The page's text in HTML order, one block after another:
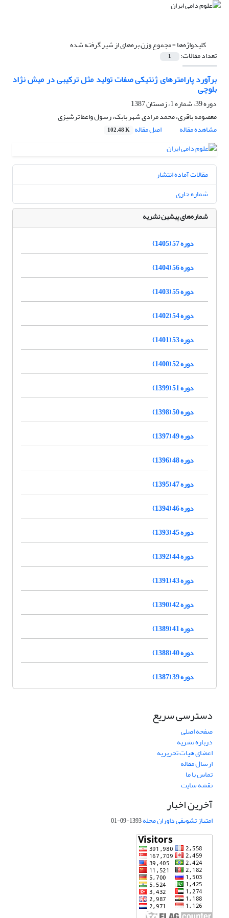
کلیدواژه‌ها =مجموع وزن بره‌های از شیر گرفته شده
تعداد مقالات: 1
برآورد پارامترهای ژنتیکی صفات تولید مثل ترکیبی در میش نژاد
بلوچی
دوره 39، شماره 1، زمستان 1387
معصومه باقری، محمد مرادی شهر بابک، رسول واعظ ترشیزی
مشاهده مقاله
اصل مقاله 102.48 K
مقالات آماده انتشار
شماره جاری
شماره‌های پیشین نشریه
دوره 57 (1405)
دوره 56 (1404)
دوره 55 (1403)
دوره 54 (1402)
دوره 53 (1401)
دوره 52 (1400)
دوره 51 (1399)
دوره 50 (1398)
دوره 49 (1397)
دوره 48 (1396)
دوره 47 (1395)
دوره 46 (1394)
دوره 45 (1393)
دوره 44 (1392)
دوره 43 (1391)
دوره 42 (1390)
دوره 41 (1389)
دوره 40 (1388)
دوره 39 (1387)
دسترسی سریع
صفحه اصلی
درباره نشریه
اعضای هیات تحریریه
ارسال مقاله
تماس با ما
نقشه سایت
آخرین اخبار
امتیاز تشویقی داوران مجله1393-09-01